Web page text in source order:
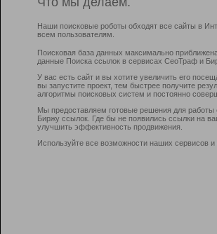
Наши поисковые роботы обходят все сайты в
всем пользователям.
Поисковая база данных максимально
данные Поиска ссылок в сервисах СеоТраф и
У вас есть сайт и вы хотите увеличить его
вы запустите проект, тем быстрее получите
алгоритмы поисковых систем и постоянно
Мы предоставляем готовые решения для
Биржу ссылок. Где бы не появились ссылки на
улучшить эффективность продвижения.
Используйте все возможности наших сервисов и